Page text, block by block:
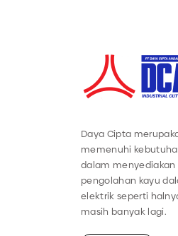
Daya Cipta
memenuhi
dalam menyediakan
pengolahan kayu
elektrik seperti
masih banyak lagi.